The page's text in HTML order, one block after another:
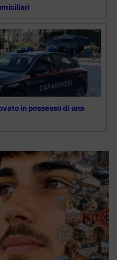
in possesso di una